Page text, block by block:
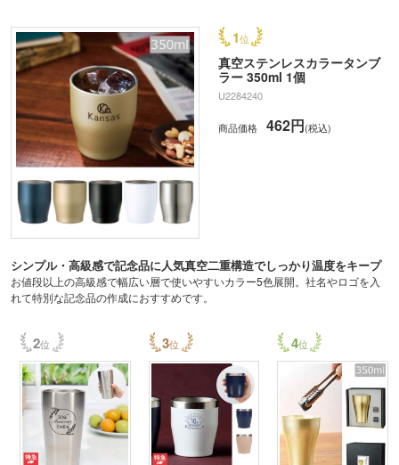
1
真空ステンレスカラータンブ
ラー 350ml 1個
U2284240
商品価格 462円(税込)
シンプル・高級感で記念品に人気真空二重構造でしっかり温度をキープ
お値段以上の高級感で幅広い層で使いやすいカラー5色展開。社名やロゴを入
れて特別な記念品の作成におすすめです。
2 3 4